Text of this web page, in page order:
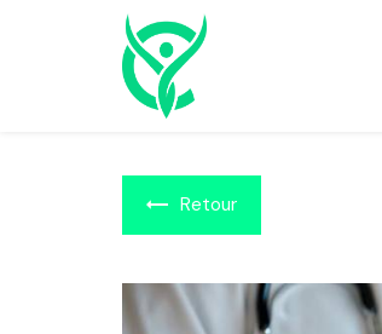
Retour
Panneau de gestion des cookies